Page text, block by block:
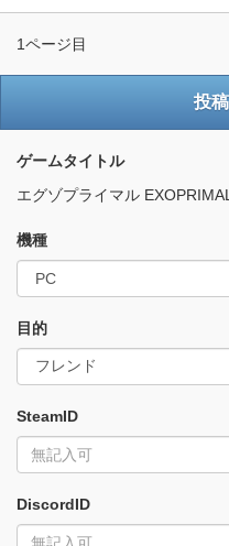
1ページ目
投
ゲームタイトル
エグゾプライマル EXOPRIMAL
機種
目的
SteamID
DiscordID